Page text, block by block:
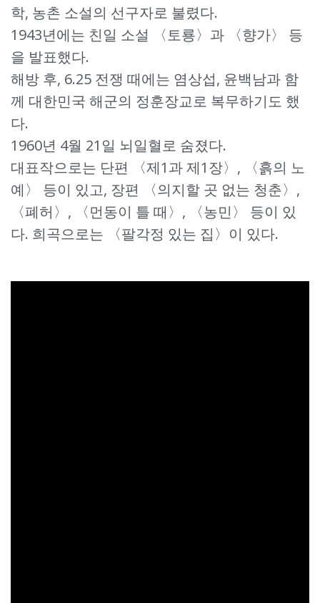
학, 농촌 소설의 선구자로 불렸다.
1943년에는 친일 소설 〈토룡〉과 〈향가〉 등
을 발표했다.
해방 후, 6.25 전쟁 때에는 염상섭, 윤백남과 함
께 대한민국 해군의 정훈장교로 복무하기도 했
다.
1960년 4월 21일 뇌일혈로 숨졌다.
대표작으로는 단편 〈제1과 제1장〉, 〈흙의 노
예〉 등이 있고, 장편 〈의지할 곳 없는 청춘〉,
〈폐허〉, 〈먼동이 틀 때〉, 〈농민〉 등이 있
다. 희곡으로는 〈팔각정 있는 집〉이 있다.